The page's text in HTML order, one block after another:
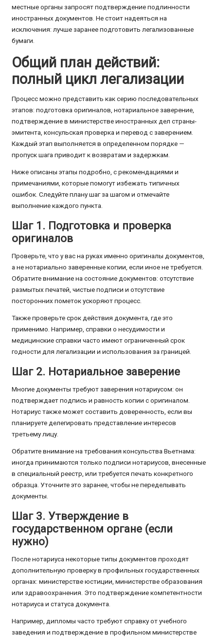
местные органы запросят подтверждение подлинности
иностранных документов. Не стоит надеяться на
исключения: лучше заранее подготовить легализованные
бумаги.
Общий план действий:
полный цикл легализации
Процесс можно представить как серию последовательных
этапов: подготовка оригиналов, нотариальное заверение,
подтверждение в министерстве иностранных дел страны-
эмитента, консульская проверка и перевод с заверением.
Каждый этап выполняется в определенном порядке —
пропуск шага приводит к возвратам и задержкам.
Ниже описаны этапы подробно, с рекомендациями и
примечаниями, которые помогут избежать типичных
ошибок. Следуйте плану шаг за шагом и отмечайте
выполнение каждого пункта.
Шаг 1. Подготовка и проверка
оригиналов
Проверьте, что у вас на руках именно оригиналы документов,
а не нотариально заверенные копии, если иное не требуется.
Обратите внимание на состояние документов: отсутствие
размытых печатей, чистые подписи и отсутствие
посторонних пометок ускоряют процесс.
Также проверьте срок действия документа, где это
применимо. Например, справки о несудимости и
медицинские справки часто имеют ограниченный срок
годности для легализации и использования за границей.
Шаг 2. Нотариальное заверение
Многие документы требуют заверения нотариусом: он
подтверждает подпись и равность копии с оригиналом.
Нотариус также может составить доверенность, если вы
планируете делегировать представление интересов
третьему лицу.
Обратите внимание на требования консульства Вьетнама:
иногда принимаются только подписи нотариусов, внесенные
в специальный реестр, или требуется печать конкретного
образца. Уточните это заранее, чтобы не переделывать
документы.
Шаг 3. Утверждение в
государственном органе (если
нужно)
После нотариуса некоторые типы документов проходят
дополнительную проверку в профильных государственных
органах: министерстве юстиции, министерстве образования
или здравоохранения. Это подтверждение компетентности
нотариуса и статуса документа.
Например, дипломы часто требуют справку от учебного
заведения и подтверждение в профильном министерстве